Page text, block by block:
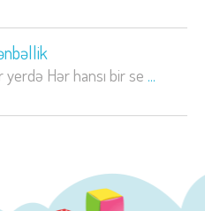
Hər hansı bir se ...